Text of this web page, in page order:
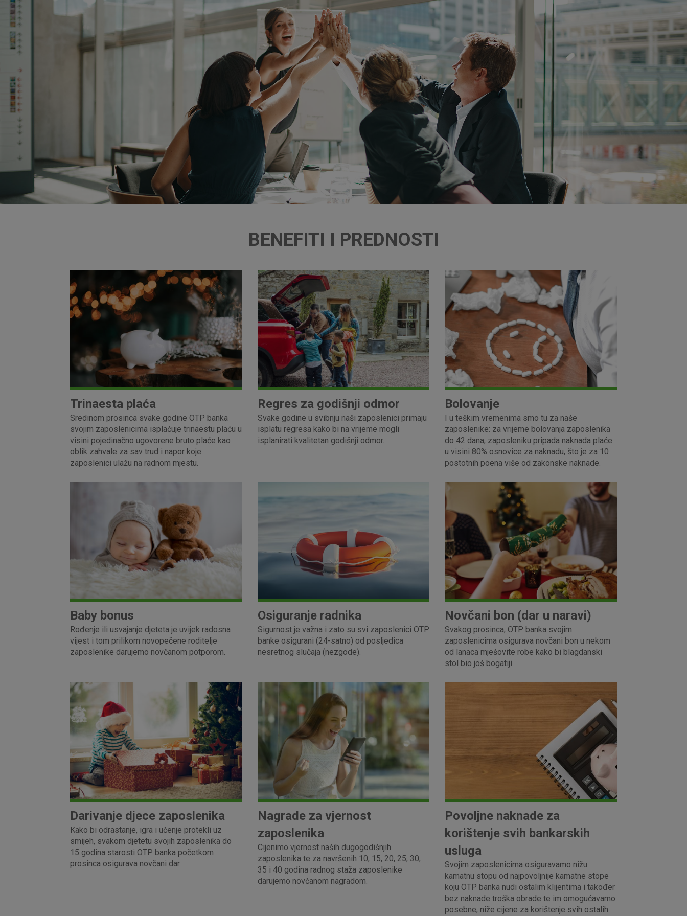
Skoči na glavni sadržaj
BENEFITI I PREDNOSTI
Trinaesta plaća
Sredinom prosinca svake godine OTP banka
svojim zaposlenicima isplaćuje trinaestu plaću u
visini pojedinačno ugovorene bruto plaće kao
oblik zahvale za sav trud i napor koje
zaposlenici ulažu na radnom mjestu.
Regres za godišnji odmor
Svake godine u svibnju naši zaposlenici primaju
isplatu regresa kako bi na vrijeme mogli
isplanirati kvalitetan godišnji odmor.
Bolovanje
I u teškim vremenima smo tu za naše
zaposlenike: za vrijeme bolovanja zaposlenika
do 42 dana, zaposleniku pripada naknada plaće
u visini 80% osnovice za naknadu, što je za 10
postotnih poena više od zakonske naknade.
Baby bonus
Rođenje ili usvajanje djeteta je uvijek radosna
vijest i tom prilikom novopečene roditelje
zaposlenike darujemo novčanom potporom.
Osiguranje radnika
Sigurnost je važna i zato su svi zaposlenici OTP
banke osigurani (24-satno) od posljedica
nesretnog slučaja (nezgode).
Novčani bon (dar u naravi)
Svakog prosinca, OTP banka svojim
zaposlenicima osigurava novčani bon u nekom
od lanaca mješovite robe kako bi blagdanski
stol bio još bogatiji.
Darivanje djece zaposlenika
Kako bi odrastanje, igra i učenje protekli uz
smijeh, svakom djetetu svojih zaposlenika do
15 godina starosti OTP banka početkom
prosinca osigurava novčani dar.
Nagrade za vjernost
zaposlenika
Cijenimo vjernost naših dugogodišnjih
zaposlenika te za navršenih 10, 15, 20, 25, 30,
35 i 40 godina radnog staža zaposlenike
darujemo novčanom nagradom.
Povoljne naknade za
korištenje svih bankarskih
usluga
Svojim zaposlenicima osiguravamo nižu
kamatnu stopu od najpovoljnije kamatne stope
koju OTP banka nudi ostalim klijentima i također
bez naknade troška obrade te im omogućavamo
posebne, niže cijene za korištenje svih ostalih